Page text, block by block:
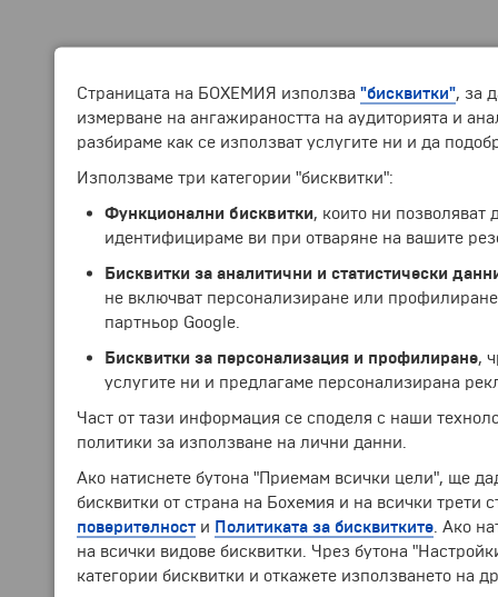
Страницата на БОХЕМИЯ използва "бисквитки", за
измерване на ангажираността на аудиторията и
разбираме как се използват услугите ни и да
Използваме три категории "бисквитки":
Функционални бисквитки, които ни позволяват
идентифицираме ви при отваряне на вашите
Бисквитки за аналитични и статистически
не включват персонализиране или
партньор Google.
Бисквитки за персонализация и профилиране,
услугите ни и предлагаме персонализирана
Част от тази информация се споделя с наши
политики за използване на лични данни.
Ако натиснете бутона "Приемам всички цели", ще
бисквитки от страна на Бохемия и на всички трети
поверителност и Политиката за бисквитките . Ако
на всички видове бисквитки. Чрез бутона
категории бисквитки и откажете използването на